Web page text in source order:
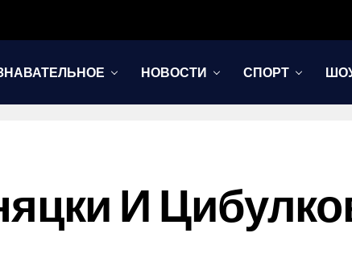
НОВОСТИ СПОРТ
И